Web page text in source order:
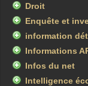
Droit
Enquête et
information
Informations
Infos du net
Intelligence